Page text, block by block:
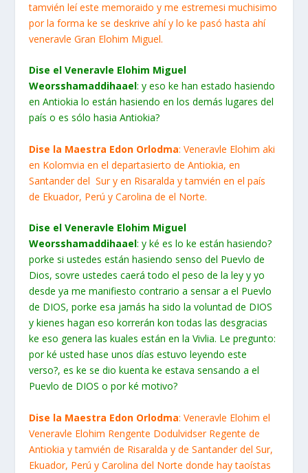
tamvién leí este memoraido y me estremesi muchisimo
por la forma ke se deskrive ahí y lo ke pasó hasta ahí
veneravle Gran Elohim Miguel.
Dise el Veneravle Elohim Miguel
Weorsshamaddihaael: y eso ke han estado hasiendo
en Antiokia lo están hasiendo en los demás lugares del
país o es sólo hasia Antiokia?
Dise la Maestra Edon Orlodma: Veneravle Elohim aki
en Kolomvia en el departasierto de Antiokia, en
Santander del Sur y en Risaralda y tamvién en el país
de Ekuador, Perú y Carolina de el Norte.
Dise el Veneravle Elohim Miguel
Weorsshamaddihaael: y ké es lo ke están hasiendo?
porke si ustedes están hasiendo senso del Puevlo de
Dios, sovre ustedes caerá todo el peso de la ley y yo
desde ya me manifiesto contrario a sensar a el Puevlo
de DIOS, porke esa jamás ha sido la voluntad de DIOS
y kienes hagan eso korrerán kon todas las desgracias
ke eso genera las kuales están en la Vivlia. Le pregunto:
por ké usted hase unos días estuvo leyendo este
verso?, es ke se dio kuenta ke estava sensando a el
Puevlo de DIOS o por ké motivo?
Dise la Maestra Edon Orlodma: Veneravle Elohim el
Veneravle Elohim Rengente Dodulvidser Regente de
Antiokia y tamvién de Risaralda y de Santander del Sur,
Ekuador, Perú y Carolina del Norte donde hay taoístas